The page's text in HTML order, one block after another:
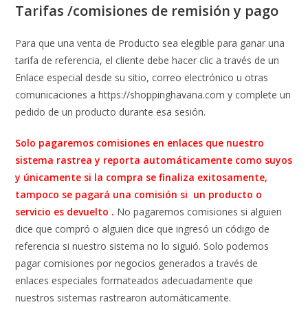
Tarifas /comisiones de remisión y pago
Para que una venta de Producto sea elegible para ganar una
tarifa de referencia, el cliente debe hacer clic a través de un
Enlace especial desde su sitio, correo electrónico u otras
comunicaciones a https://shoppinghavana.com y complete un
pedido de un producto durante esa sesión.
Solo pagaremos comisiones en enlaces que nuestro
sistema rastrea y reporta automáticamente como suyos
y únicamente si la compra se finaliza exitosamente,
tampoco se pagará una comisión si un producto o
servicio es devuelto . No pagaremos comisiones si alguien
dice que compró o alguien dice que ingresó un código de
referencia si nuestro sistema no lo siguió. Solo podemos
pagar comisiones por negocios generados a través de
enlaces especiales formateados adecuadamente que
nuestros sistemas rastrearon automáticamente.